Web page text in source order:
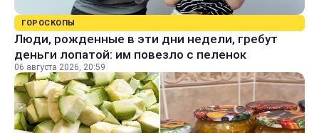
ГОРОСКОПЫ
Люди, рожденные в эти дни недели, гребут
деньги лопатой: им повезло с пеленок
06 августа 2026, 20:59